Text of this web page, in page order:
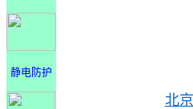
静电防护
北